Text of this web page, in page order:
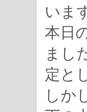
いま
本日
まし
定と
しか